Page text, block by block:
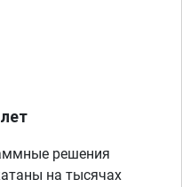
решения
на тысячах